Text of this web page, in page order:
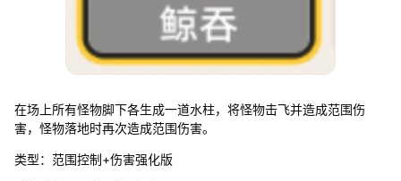
在场上所有怪物脚下各生成一道水柱，将怪物击飞并造成范围伤
害，怪物落地时再次造成范围伤害。
类型：范围控制+伤害强化版